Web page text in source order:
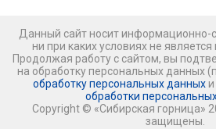
Данный сайт носит информационно-
ни при каких условиях не
Продолжая работу с сайтом, вы
на обработку персональных данных
обработку персональных данных и
обработки
Copyright © «Сибирская горница»
защищены.